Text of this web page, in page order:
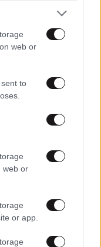
web or
to
web or
or app.